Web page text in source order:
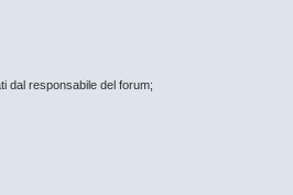
dal responsabile del forum;